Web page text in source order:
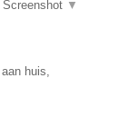
Screenshot ▼
huis,